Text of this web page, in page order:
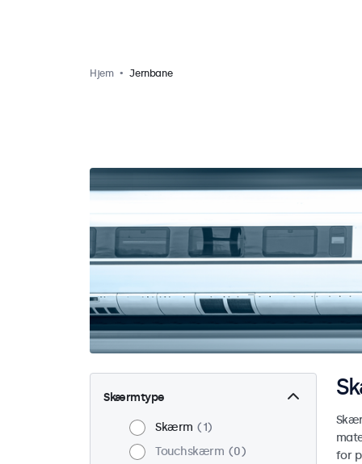
Hjem Jernbane
Skærmtype
Skærm
1
Touchskærm
0
for